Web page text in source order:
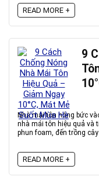
READ MORE +
9
Nhà mái tôn nóng bức
nhà mái tôn hiệu quả và
phun foam, đến trồng cây
READ MORE +